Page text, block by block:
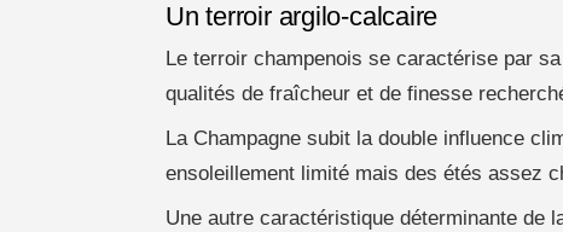
Un terroir argilo-calcaire
Le terroir champenois se caractérise par
qualités de fraîcheur et de finesse
La Champagne subit la double influence
ensoleillement limité mais des étés assez
Une autre caractéristique déterminante de